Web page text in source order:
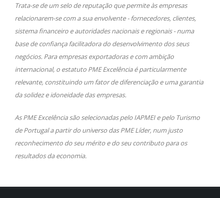
Trata-se de um selo de reputação que permite às empresas
relacionarem-se com a sua envolvente - fornecedores, clientes,
sistema financeiro e autoridades nacionais e regionais - numa
base de confiança facilitadora do desenvolvimento dos seus
negócios. Para empresas exportadoras e com ambição
internacional, o estatuto PME Excelência é particularmente
relevante, constituindo um fator de diferenciação e uma garantia
da solidez e idoneidade das empresas.
As PME Excelência são selecionadas pelo IAPMEI e pelo Turismo
de Portugal a partir do universo das PME Líder, num justo
reconhecimento do seu mérito e do seu contributo para os
resultados da economia.